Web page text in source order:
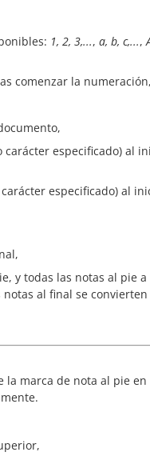
1, 2, 3,..., a, b, c,...,
comenzar la numeración,
especificado) al
especificado) al
y todas las notas al pie a
al final se convierten
marca de nota al pie en